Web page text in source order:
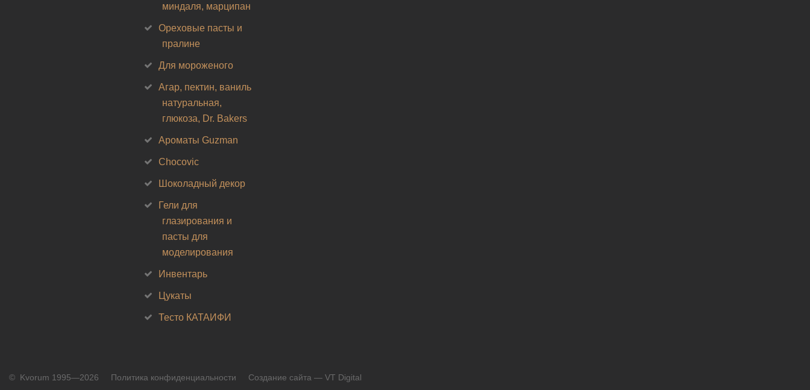
миндаля, марципан
Ореховые пасты и
пралине
Для мороженого
Агар, пектин, ваниль
натуральная,
глюкоза, Dr. Bakers
Ароматы Guzman
Chocovic
Шоколадный декор
Гели для
глазирования и
пасты для
моделирования
Инвентарь
Цукаты
Тесто КАТАИФИ
© Kvorum 1995—2026 Политика конфиденциальности Создание сайта — VT Digital